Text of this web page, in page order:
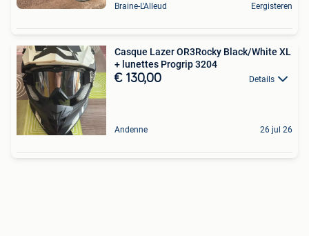
Braine-L'Alleud Eergisteren
Casque Lazer OR3Rocky Black/White XL
+ lunettes Progrip 3204
€ 130,00 Details
Andenne 26 jul 26